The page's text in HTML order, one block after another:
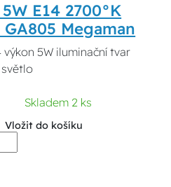
E14 2700°K
Megaman
5W iluminační tvar
světlo
Skladem 2 ks
Vložit do košíku